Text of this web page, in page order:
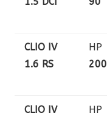
CLIO IV
1.6 RS
HP
200
CLIO IV
HP